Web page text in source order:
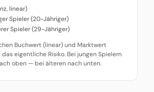
linear)
Spieler (20-Jähriger)
Spieler (29-Jähriger)
Buchwert (linear) und Marktwert
eigentliche Risiko. Bei jungen Spielern
oben — bei älteren nach unten.